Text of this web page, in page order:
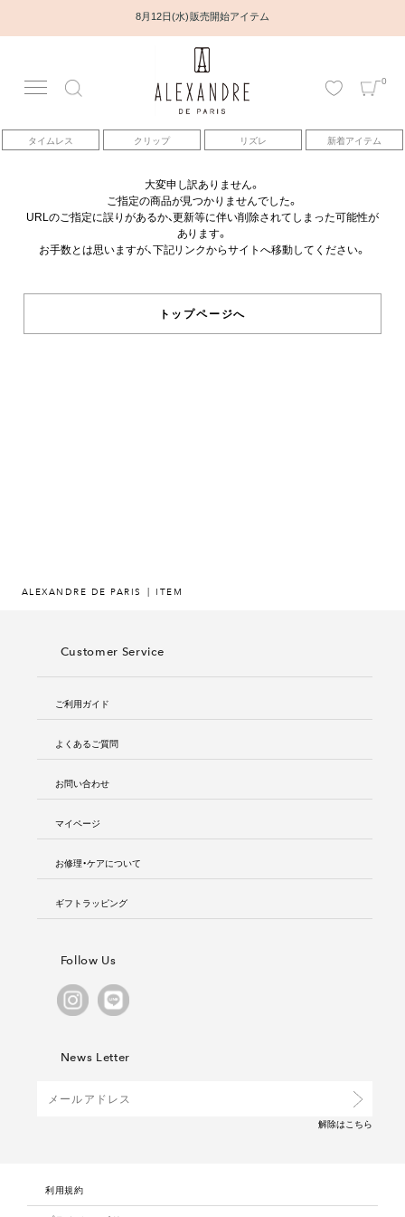
8月12日(水) 販売開始アイテム
0
タイムレス クリップ リズレ 新着アイテム
アカウント
アイテム
ベストセラー
コレクション
大変申し訳ありません。
ご指定の商品が見つかりませんでした。
URLのご指定に誤りがあるか、更新等に伴い削除されてしまった可能性が
あります。
お手数とは思いますが、下記リンクからサイトへ移動してください。
トップページへ
ALEXANDRE DE PARIS ITEM
Customer Service
ご利用ガイド
よくあるご質問
お問い合わせ
マイページ
お修理・ケアについて
ギフトラッピング
Follow Us
News Letter
解除はこちら
利用規約